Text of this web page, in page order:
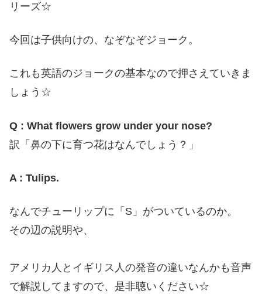
リーズ☆
今回は子供向けの、なぞなぞジョーク。
これも英語のジョークの基本なので押さえていきま
しょう☆
Q : What flowers grow under your nose?
訳「鼻の下に育つ花はなんでしょう？」
A : Tulips.
なんでチューリップに「S」がついているのか。
その辺の説明や、
アメリカ人とイギリス人の発音の違いなんかも音声
で解説してますので、是非聴いください☆